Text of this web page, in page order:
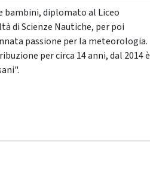
bambini, diplomato al Liceo
di Scienze Nautiche, per poi
passione per la meteorologia.
per circa 14 anni, dal 2014 è